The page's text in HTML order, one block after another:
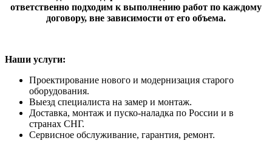
ответственно подходим к выполнению работ по каждому
договору, вне зависимости от его объема.
Наши услуги:
Проектирование нового и модернизация старого
оборудования.
Выезд специалиста на замер и монтаж.
Доставка, монтаж и пуско-наладка по России и в
странах СНГ.
Сервисное обслуживание, гарантия, ремонт.